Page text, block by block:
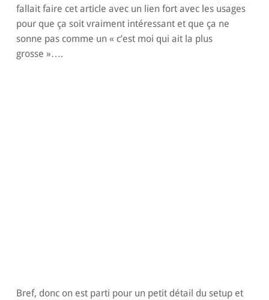
fallait faire cet article avec un lien fort avec les usages
pour que ça soit vraiment intéressant et que ça ne
sonne pas comme un « c’est moi qui ait la plus
grosse »….
Bref, donc on est parti pour un petit détail du setup et